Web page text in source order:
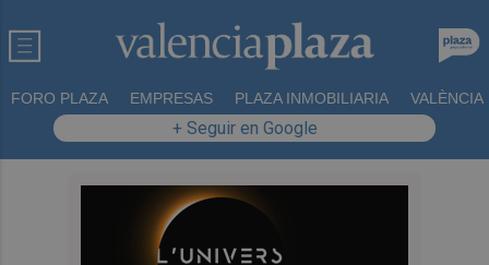
FORO PLAZA EMPRESAS PLAZA INMOBILIARIA VALÈNCIA
+ Seguir en Google